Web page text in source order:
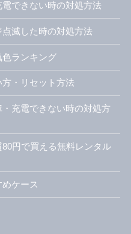
できない時の対処方法
滅した時の対処方法
ランキング
・リセット方法
充電できない時の対処方
円で買える無料レンタル
ケース